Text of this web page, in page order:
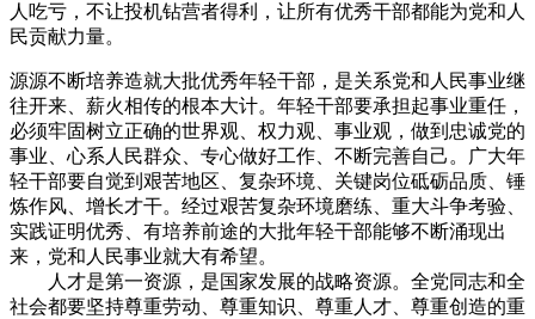
人吃亏，不让投机钻营者得利，让所有优秀干部都能为党和人
民贡献力量。
源源不断培养造就大批优秀年轻干部，是关系党和人民事业继
往开来、薪火相传的根本大计。年轻干部要承担起事业重任，
必须牢固树立正确的世界观、权力观、事业观，做到忠诚党的
事业、心系人民群众、专心做好工作、不断完善自己。广大年
轻干部要自觉到艰苦地区、复杂环境、关键岗位砥砺品质、锤
炼作风、增长才干。经过艰苦复杂环境磨练、重大斗争考验、
实践证明优秀、有培养前途的大批年轻干部能够不断涌现出
来，党和人民事业就大有希望。
人才是第一资源，是国家发展的战略资源。全党同志和全
社会都要坚持尊重劳动、尊重知识、尊重人才、尊重创造的重